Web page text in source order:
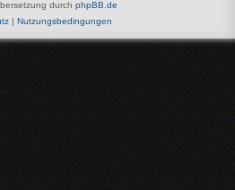
durch phpBB.de
| Nutzungsbedingungen